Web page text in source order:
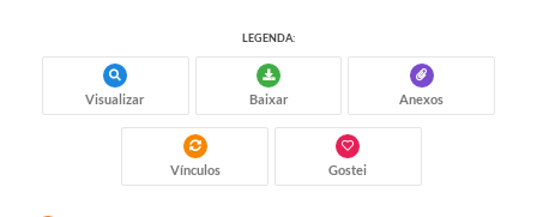
LEGENDA:
Visualizar Baixar Anexos
Vínculos Gostei